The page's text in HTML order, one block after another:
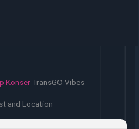
KonserTransGO Vibes
and Location